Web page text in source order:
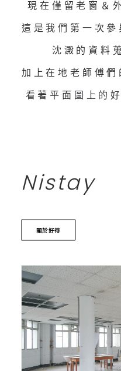
現在僅留老窗＆
這是我們第一次
沈澱的資料
加上在地老師傅
看著平面圖上的
Nistay
關於好待